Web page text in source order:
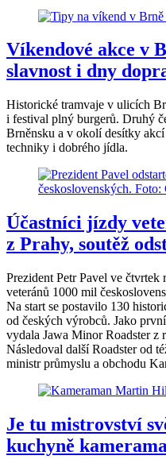
Víkendové akce v
slavnost i dny
Historické tramvaje v ulicích
i festival plný burgerů. Druhý
Brněnsku a v okolí desítky
techniky i dobrého jídla.
Účastníci jízdy
z Prahy, soutěž
Prezident Petr Pavel ve čtvrtek
veteránů 1000 mil
Na start se postavilo 130
od českých výrobců. Jako
vydala Jawa Minor Roadster z
Následoval další Roadster od
ministr průmyslu a obchodu
Je tu mistrovství
kuchyně